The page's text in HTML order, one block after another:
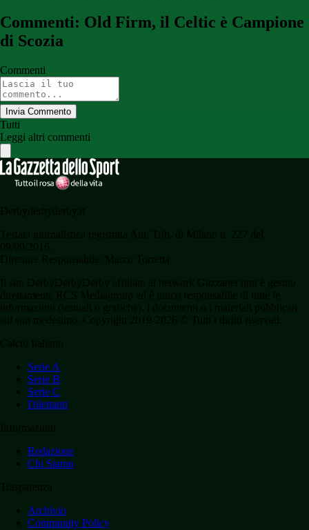
Commenti: Old Firm, il Celtic è Campione
di Scozia
Commenti
Invia Commento
Tutti
Leggi altri commenti
Serie A
Serie B
Serie C
Dilettanti
Redazione
Chi Siamo
Archivio
Community Policy